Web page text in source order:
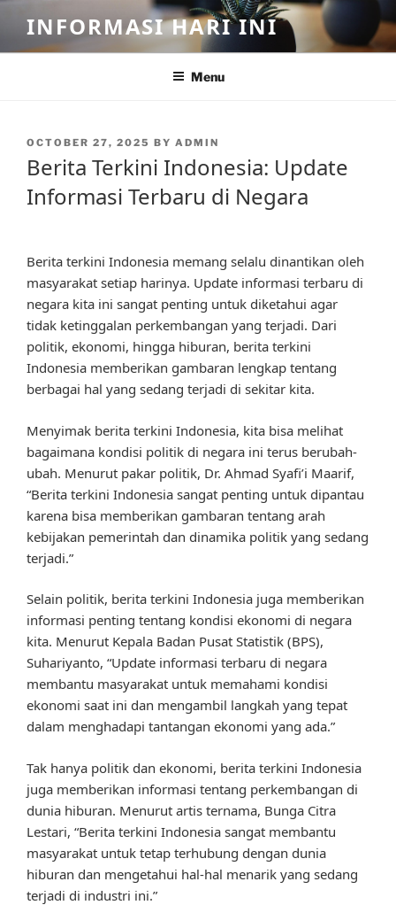
content
INFORMASI HARI INI
Menu
POSTED
OCTOBER 27, 2025 BY ADMIN
Berita Terkini Indonesia: Update
Informasi Terbaru di Negara
Berita terkini Indonesia memang selalu dinantikan oleh
masyarakat setiap harinya. Update informasi terbaru di
negara kita ini sangat penting untuk diketahui agar
tidak ketinggalan perkembangan yang terjadi. Dari
politik, ekonomi, hingga hiburan, berita terkini
Indonesia memberikan gambaran lengkap tentang
berbagai hal yang sedang terjadi di sekitar kita.
Menyimak berita terkini Indonesia, kita bisa melihat
bagaimana kondisi politik di negara ini terus berubah-
ubah. Menurut pakar politik, Dr. Ahmad Syafi’i Maarif,
“Berita terkini Indonesia sangat penting untuk dipantau
karena bisa memberikan gambaran tentang arah
kebijakan pemerintah dan dinamika politik yang sedang
terjadi.”
Selain politik, berita terkini Indonesia juga memberikan
informasi penting tentang kondisi ekonomi di negara
kita. Menurut Kepala Badan Pusat Statistik (BPS),
Suhariyanto, “Update informasi terbaru di negara
membantu masyarakat untuk memahami kondisi
ekonomi saat ini dan mengambil langkah yang tepat
dalam menghadapi tantangan ekonomi yang ada.”
Tak hanya politik dan ekonomi, berita terkini Indonesia
juga memberikan informasi tentang perkembangan di
dunia hiburan. Menurut artis ternama, Bunga Citra
Lestari, “Berita terkini Indonesia sangat membantu
masyarakat untuk tetap terhubung dengan dunia
hiburan dan mengetahui hal-hal menarik yang sedang
terjadi di industri ini.”